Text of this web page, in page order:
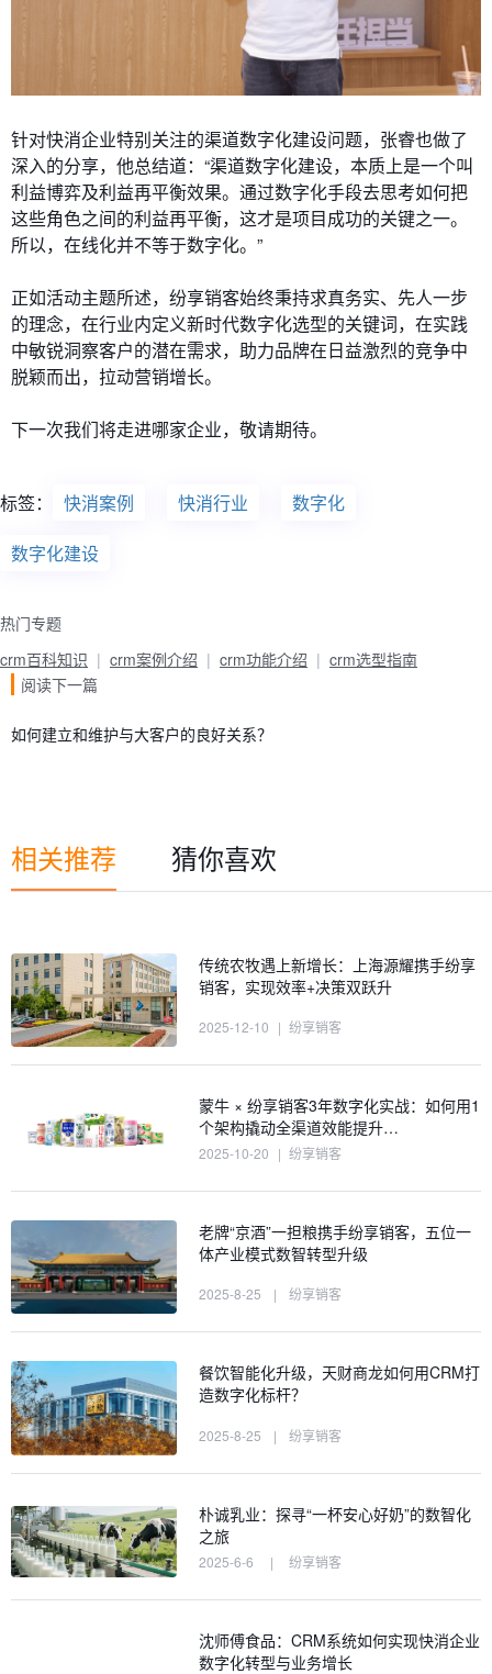
针对快消企业特别关注的渠道数字化建设问题，张睿也做了
深入的分享，他总结道：“渠道数字化建设，本质上是一个叫
利益博弈及利益再平衡效果。通过数字化手段去思考如何把
这些角色之间的利益再平衡，这才是项目成功的关键之一。
所以，在线化并不等于数字化。”
正如活动主题所述，纷享销客始终秉持求真务实、先人一步
的理念，在行业内定义新时代数字化选型的关键词，在实践
中敏锐洞察客户的潜在需求，助力品牌在日益激烈的竞争中
脱颖而出，拉动营销增长。
下一次我们将走进哪家企业，敬请期待。
标签： 快消案例 快消行业
数字化
数字化建设
热门专题
crm百科知识
crm案例介绍 crm功能介绍
crm选型指南
阅读下一篇
如何建立和维护与大客户的良好关系？
相关推荐 猜你喜欢
传统农牧遇上新增长：上海源耀携手纷享
销客，实现效率+决策双跃升
2025-12-10 | 纷享销客
蒙牛 × 纷享销客3年数字化实战：如何用1
个架构撬动全渠道效能提升…
2025-10-20 | 纷享销客
老牌“京酒”一担粮携手纷享销客，五位一
体产业模式数智转型升级
2025-8-25 | 纷享销客
餐饮智能化升级，天财商龙如何用CRM打
造数字化标杆？
2025-8-25 | 纷享销客
朴诚乳业：探寻“一杯安心好奶”的数智化
之旅
2025-6-6 | 纷享销客
沈师傅食品：CRM系统如何实现快消企业
数字化转型与业务增长